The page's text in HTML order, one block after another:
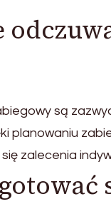
są
planowaniu
zalecenia